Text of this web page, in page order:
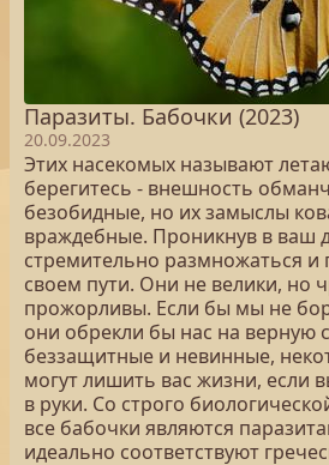
Паразиты. Бабочки (2023)
20.09.2023
Этих насекомых называют
берегитесь - внешность
безобидные, но их замыслы
враждебные. Проникнув в ваш
стремительно размножаться и
своем пути. Они не велики, но
прожорливы. Если бы мы не
они обрекли бы нас на верную
беззащитные и невинные,
могут лишить вас жизни, если
в руки. Со строго
все бабочки являются
идеально соответствуют